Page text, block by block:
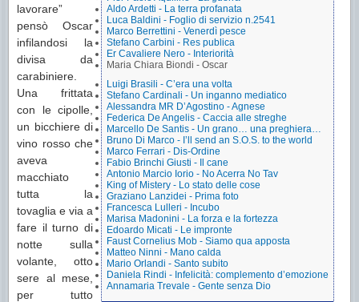
Aldo Ardetti - La terra profanata
Luca Baldini - Foglio di servizio n.2541
Marco Berrettini - Venerdì pesce
Stefano Carbini - Res publica
Er Cavaliere Nero - Interiorità
Maria Chiara Biondi - Oscar
Luigi Brasili - C’era una volta
Stefano Cardinali - Un inganno mediatico
Alessandra MR D’Agostino - Agnese
Federica De Angelis - Caccia alle streghe
Marcello De Santis - Un grano… una preghiera…
Bruno Di Marco - I’ll send an S.O.S. to the world
Marco Ferrari - Dis-Ordine
Fabio Brinchi Giusti - Il cane
Antonio Marcio Iorio - No Acerra No Tav
King of Mistery - Lo stato delle cose
Graziano Lanzidei - Prima foto
Francesca Lulleri - Incubo
Marisa Madonini - La forza e la fortezza
Edoardo Micati - Le impronte
Faust Cornelius Mob - Siamo qua apposta
Matteo Ninni - Mano calda
Mario Orlandi - Santo subito
Daniela Rindi - Infelicità: complemento d’emozione
Annamaria Trevale - Gente senza Dio
lavorare”
pensò Oscar
infilandosi la
divisa da
carabiniere.
Una frittata
con le cipolle,
un bicchiere di
vino rosso che
aveva
macchiato
tutta la
tovaglia e via a
fare il turno di
notte sulla
volante, otto
sere al mese,
per tutto